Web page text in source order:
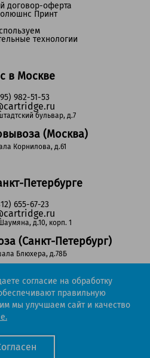
в Москве
982-51-53
бульвар, д.7
(Москва)
Корнилова, д.61
Петербурге
655-67-23
д.10, корп. 1
(Санкт-Петербург)
Блюхера, д.78Б
РФ
302-51-53
бесплатный)
договор-оферта
Принт
технологии
Все права защищены
согласие на обработку
правильную
мы улучшаем сайт и качество